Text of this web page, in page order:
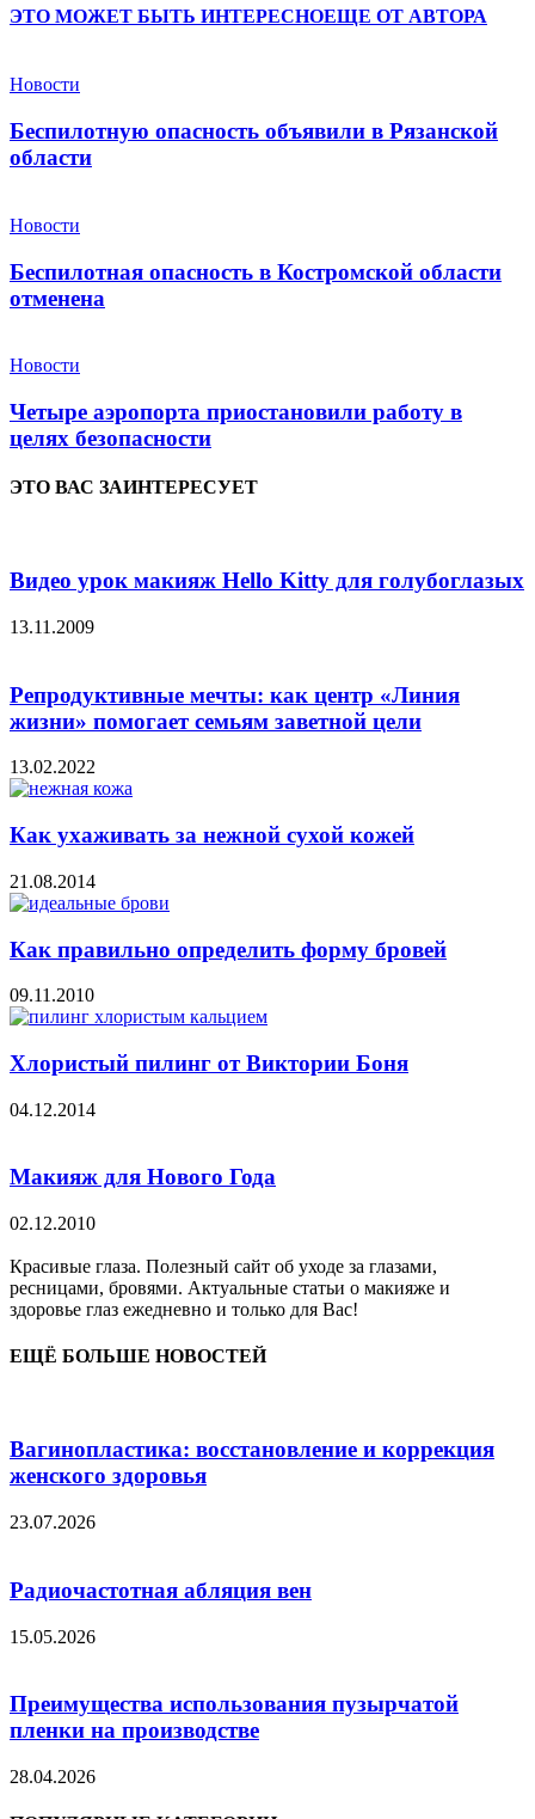
ЭТО МОЖЕТ БЫТЬ ИНТЕРЕСНОЕЩЕ ОТ АВТОРА
Новости
Беспилотную опасность объявили в Рязанской
области
Новости
Беспилотная опасность в Костромской области
отменена
Новости
Четыре аэропорта приостановили работу в
целях безопасности
ЭТО ВАС ЗАИНТЕРЕСУЕТ
Видео урок макияж Hello Kitty для голубоглазых
13.11.2009
Репродуктивные мечты: как центр «Линия
жизни» помогает семьям заветной цели
13.02.2022
Как ухаживать за нежной сухой кожей
21.08.2014
Как правильно определить форму бровей
09.11.2010
Хлористый пилинг от Виктории Боня
04.12.2014
Макияж для Нового Года
02.12.2010
Красивые глаза. Полезный сайт об уходе за глазами,
ресницами, бровями. Актуальные статьи о макияже и
здоровье глаз ежедневно и только для Вас!
ЕЩЁ БОЛЬШЕ НОВОСТЕЙ
Вагинопластика: восстановление и коррекция
женского здоровья
23.07.2026
Радиочастотная абляция вен
15.05.2026
Преимущества использования пузырчатой
пленки на производстве
28.04.2026